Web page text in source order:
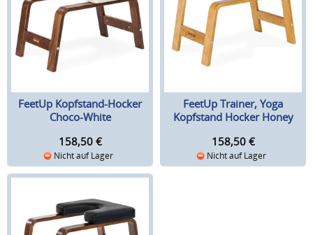
FeetUp Kopfstand-Hocker
Choco-White
158,50 €
Nicht auf Lager
FeetUp Trainer, Yoga
Kopfstand Hocker Honey
158,50 €
Nicht auf Lager